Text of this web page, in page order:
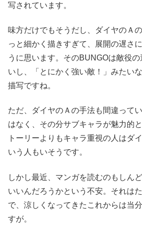
写されています。
味方だけでもそうだし、ダイヤのＡ
っと細かく描きすぎて、展開の遅さ
うに思います。そのBUNGOは敵役
いし、「とにかく強い敵！」みたい
描写ですね。
ただ、ダイヤのＡの手法も間違って
はなく、その分サブキャラが魅力的
トーリーよりもキャラ重視の人はダ
いう人もいそうです。
しかし最近、マンガを読むのもしん
いいんだろうかという不安。それは
で、涼しくなってきたこれからは当
すが。